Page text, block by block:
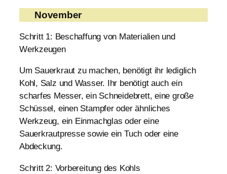
November
Schritt 1: Beschaffung von Materialien und
Werkzeugen
Um Sauerkraut zu machen, benötigt ihr lediglich
Kohl, Salz und Wasser. Ihr benötigt auch ein
scharfes Messer, ein Schneidebrett, eine große
Schüssel, einen Stampfer oder ähnliches
Werkzeug, ein Einmachglas oder eine
Sauerkrautpresse sowie ein Tuch oder eine
Abdeckung.
Schritt 2: Vorbereitung des Kohls